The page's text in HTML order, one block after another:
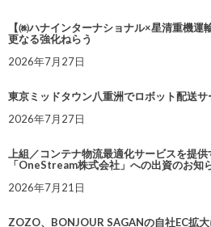
【㈱ハナインターナショナル×星清重機
更なる強化ねらう
2026年7月27日
東京ミッドタウン八重洲でロボット配送
2026年7月27日
上組／コンテナ物流最適化サービスを提
「OneStream株式会社」への出資のお知
2026年7月21日
ZOZO、BONJOUR SAGANの自社EC拡